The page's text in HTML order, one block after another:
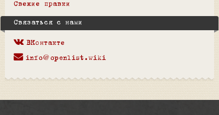
Свежие правки
Связаться с нами
ВКонтакте
info@openlist.wiki